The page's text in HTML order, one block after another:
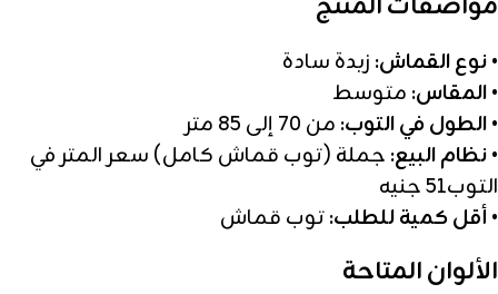
•نوع القماش: زبدة سادة
•المقاس: متوسط
•الطول في التوب: من 70 إلى 85 متر
•نظام البيع: جملة (توب قماش كامل) سعر المتر في
التوب51 جنيه
•أقل كمية للطلب:توب قماش
الألوان المتاحة